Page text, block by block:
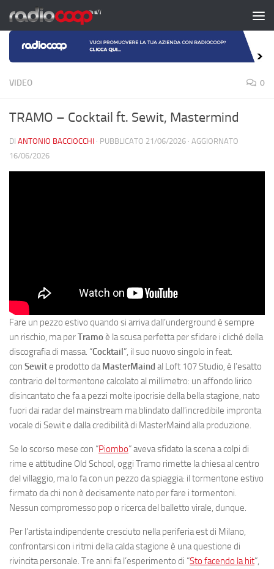
Salta al contenuto
VIDEO 0
TRAMO – Cocktail ft. Sewit, Mastermind
DI ANTONIO BACCIOCCHI · PUBBLICATO 21/06/2026 · AGGIORNATO
16/06/2026
Fare un pezzo estivo quando si arriva dall’underground è sempre
un rischio, ma perTramoè la scusa perfetta per sfidare i cliché della
discografia di massa. “Cocktail”, il suo nuovo singolo in feat.
con Sewite prodotto daMasterMaind al Loft 107 Studio, è l’esatto
contrario del tormentone calcolato al millimetro: un affondo lirico
disincantato che fa a pezzi molte ipocrisie della bella stagione, nato
fuori dai radar del mainstream ma blindato dall’incredibile impronta
vocale di Sewit e dalla credibilità di MasterMaind alla produzione.
Se lo scorso mese con “Piombo” aveva sfidato la scena a colpi di
rime e attitudine Old School, oggi Tramo rimette la chiesa al centro
del villaggio, ma lo fa con un pezzo da spiaggia: il tormentone estivo
firmato da chi non è decisamente nato per fare i tormentoni.
Nessun compromesso pop o ricerca del balletto virale, dunque.
Per l’artista indipendente cresciuto nella periferia est di Milano,
confrontarsi con i ritmi della calda stagione è una questione di
rivincita personale. Tre anni fa l’esperimento di “Sto facendo la hit”,